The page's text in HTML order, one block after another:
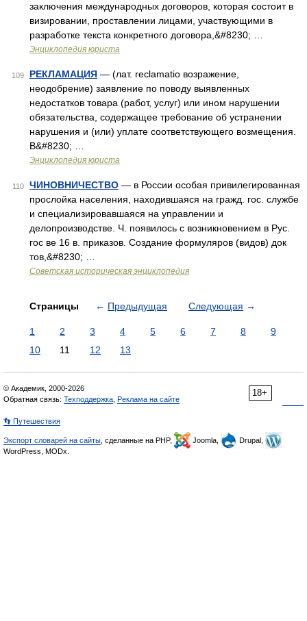
заключения международных договоров, которая состоит в
визировании, проставлении лицами, участвующими в
разработке текста конкретного договора,&#8230; …
Энциклопедия юриста
109 РЕКЛАМАЦИЯ — (лат. reclamatio возражение,
неодобрение) заявление по поводу выявленных
недостатков товара (работ, услуг) или ином нарушении
обязательства, содержащее требование об устранении
нарушения и (или) уплате соответствующего возмещения.
В&#8230; …
Энциклопедия юриста
110 ЧИНОВНИЧЕСТВО — в России особая привилегированная
прослойка населения, находившаяся на гражд. гос. службе
и специализировавшаяся на управлении и
делопроизводстве. Ч. появилось с возникновением в Рус.
гос ве 16 в. приказов. Создание формуляров (видов) док
тов,&#8230; …
Советская историческая энциклопедия
Страницы ← Предыдущая Следующая →
1 2 3 4 5 6 7 8
9
10
11 12 13
18+
© Академик, 2000-2026
Обратная связь: Техподдержка Реклама на сайте
👣 Путешествия
Экспорт словарей на сайты , сделанные на PHP, Joomla,
Drupal,
WordPress, MODx.